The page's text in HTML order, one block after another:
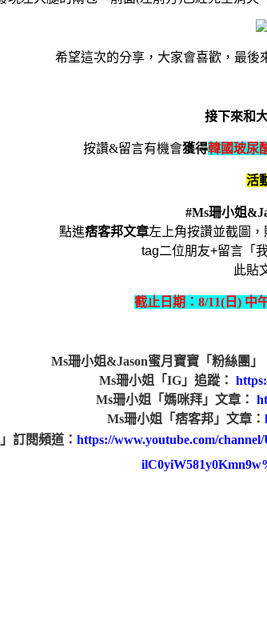
希望這次的分享，大家會喜歡，最後
接下來和
按讚&留言有機會獲得韓國玻尿
活
#Ms珊小姐
點進痞客邦文章左上角按讚並截圖
tag二位朋友+留言「
此貼
截止日期：8/11(日) 中
Ms珊小姐&Jason蜜月寶寶「粉絲團」
Ms珊小姐「IG」追蹤：
Ms珊小姐「媽咪拜」文章：
Ms珊小姐「痞客邦」文章：
」訂閱頻道： https://www.youtube.com/